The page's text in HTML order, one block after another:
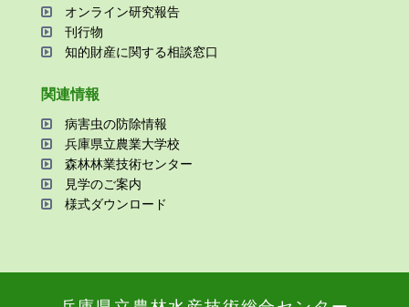
オンライン研究報告
刊⾏物
知的財産に関する相談窓⼝
関連情報
病害⾍の防除情報
兵庫県⽴農業⼤学校
森林林業技術センター
⾒学のご案内
様式ダウンロード